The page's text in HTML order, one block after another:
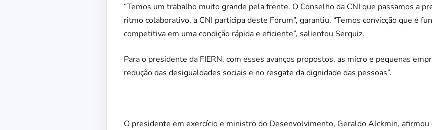
“Temos um trabalho muito grande pela frente. O Conselho da CNI que passamos a
ritmo colaborativo, a CNI participa deste Fórum”, garantiu. “Temos convicção que é
competitiva em uma condição rápida e eficiente”, salientou Serquiz.
Para o presidente da FIERN, com esses avanços propostos, as micro e pequenas
redução das desigualdades sociais e no resgate da dignidade das pessoas”.
O presidente em exercício e ministro do Desenvolvimento, Geraldo Alckmin,